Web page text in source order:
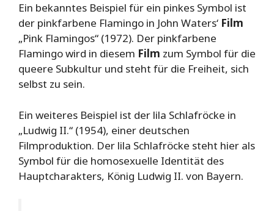
Ein bekanntes Beispiel für ein pinkes Symbol ist
der pinkfarbene Flamingo in John Waters‘ Film
„Pink Flamingos“ (1972). Der pinkfarbene
Flamingo wird in diesem Film zum Symbol für die
queere Subkultur und steht für die Freiheit, sich
selbst zu sein.
Ein weiteres Beispiel ist der lila Schlafröcke in
„Ludwig II.“ (1954), einer deutschen
Filmproduktion. Der lila Schlafröcke steht hier als
Symbol für die homosexuelle Identität des
Hauptcharakters, König Ludwig II. von Bayern.